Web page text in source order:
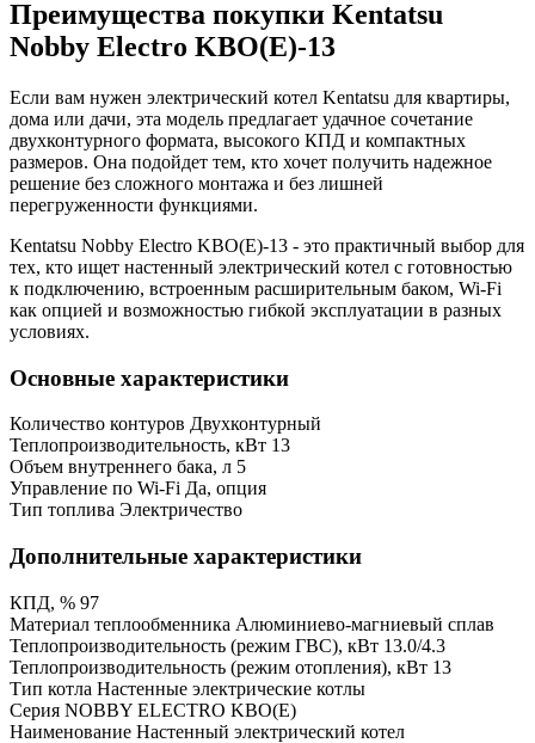
Преимущества покупки Kentatsu
Nobby Electro KBO(E)-13
Если вам нужен электрический котел Kentatsu для квартиры,
дома или дачи, эта модель предлагает удачное сочетание
двухконтурного формата, высокого КПД и компактных
размеров. Она подойдет тем, кто хочет получить надежное
решение без сложного монтажа и без лишней
перегруженности функциями.
Kentatsu Nobby Electro KBO(E)-13 - это практичный выбор для
тех, кто ищет настенный электрический котел с готовностью
к подключению, встроенным расширительным баком, Wi-Fi
как опцией и возможностью гибкой эксплуатации в разных
условиях.
Основные характеристики
Количество контуров Двухконтурный
Теплопроизводительность, кВт 13
Объем внутреннего бака, л 5
Управление по Wi-Fi Да, опция
Тип топлива Электричество
Дополнительные характеристики
КПД, % 97
Материал теплообменника Алюминиево-магниевый сплав
Теплопроизводительность (режим ГВС), кВт 13.0/4.3
Теплопроизводительность (режим отопления), кВт 13
Тип котла Настенные электрические котлы
Серия NOBBY ELECTRO KBO(E)
Наименование Настенный электрический котел